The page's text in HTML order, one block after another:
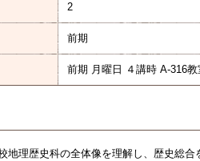
2
前期
前期 月曜日 ４講時 A-316教
地理歴史科の全体像を理解し、歴史総